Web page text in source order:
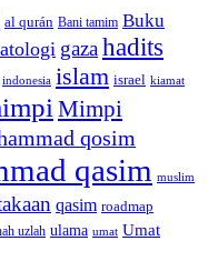
al qurán Bani tamim Buku
gazahadits
indonesia islam israel kiamat
Mimpi
qosim
qasim muslim
qasim roadmap
uzlah ulama umat Umat